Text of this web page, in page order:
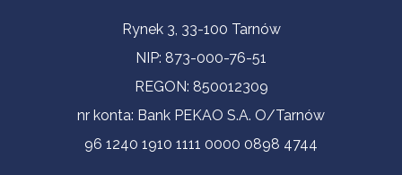
Informacje kontaktoweRynek 3, 33-100 Tarnów
NIP: 873-000-76-51
REGON: 850012309
nr konta: Bank PEKAO S.A. O/Tarnów
96 1240 1910 1111 0000 0898 4744